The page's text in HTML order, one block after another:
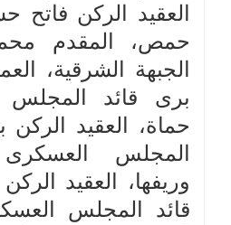
العقيد الركن فاتح
حمص، المقدم
الجبهة الشرقية،
برى قائد
حماة، العقيد الركن
المجلس
وريفها، العقيد
قائد المجلس